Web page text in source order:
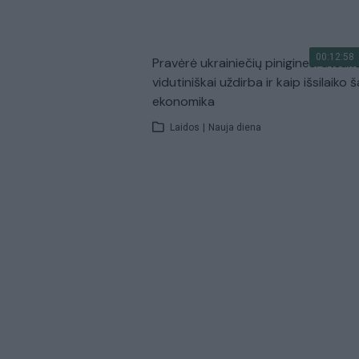
00:12:58
Pravėrė ukrainiečių pinigines:
vidutiniškai uždirba ir kaip išsilaiko
ekonomika
Laidos | Nauja diena